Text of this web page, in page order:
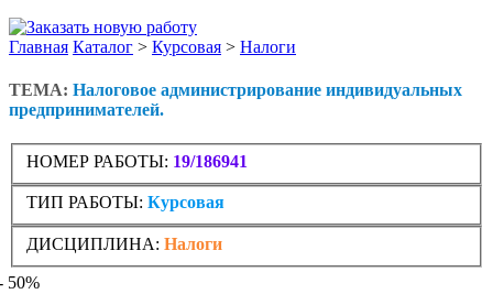
Главная Каталог > Курсовая > Налоги
ТЕМА: Налоговое администрирование индивидуальных
предпринимателей.
НОМЕР РАБОТЫ: 19/186941
ТИП РАБОТЫ: Курсовая
ДИСЦИПЛИНА: Налоги
50%